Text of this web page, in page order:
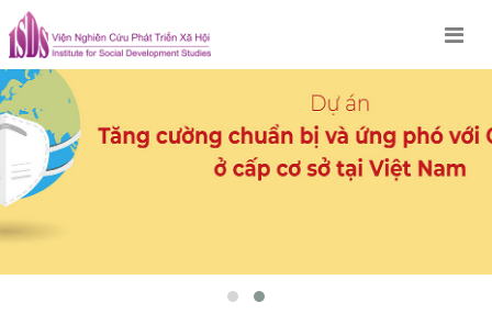
Skip
to
content